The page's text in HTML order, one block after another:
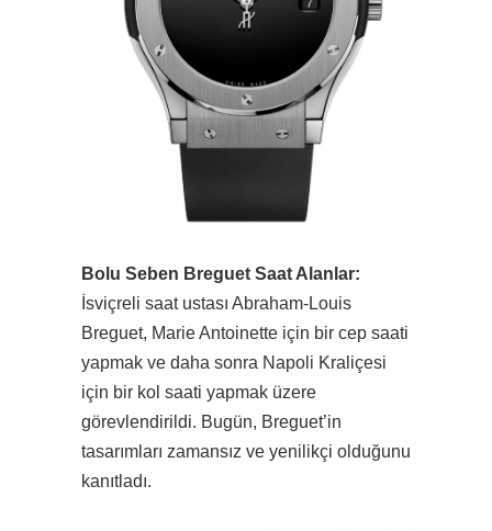
Bolu Seben Breguet Saat Alanlar:
İsviçreli saat ustası Abraham-Louis
Breguet, Marie Antoinette için bir cep saati
yapmak ve daha sonra Napoli Kraliçesi
için bir kol saati yapmak üzere
görevlendirildi. Bugün, Breguet’in
tasarımları zamansız ve yenilikçi olduğunu
kanıtladı.